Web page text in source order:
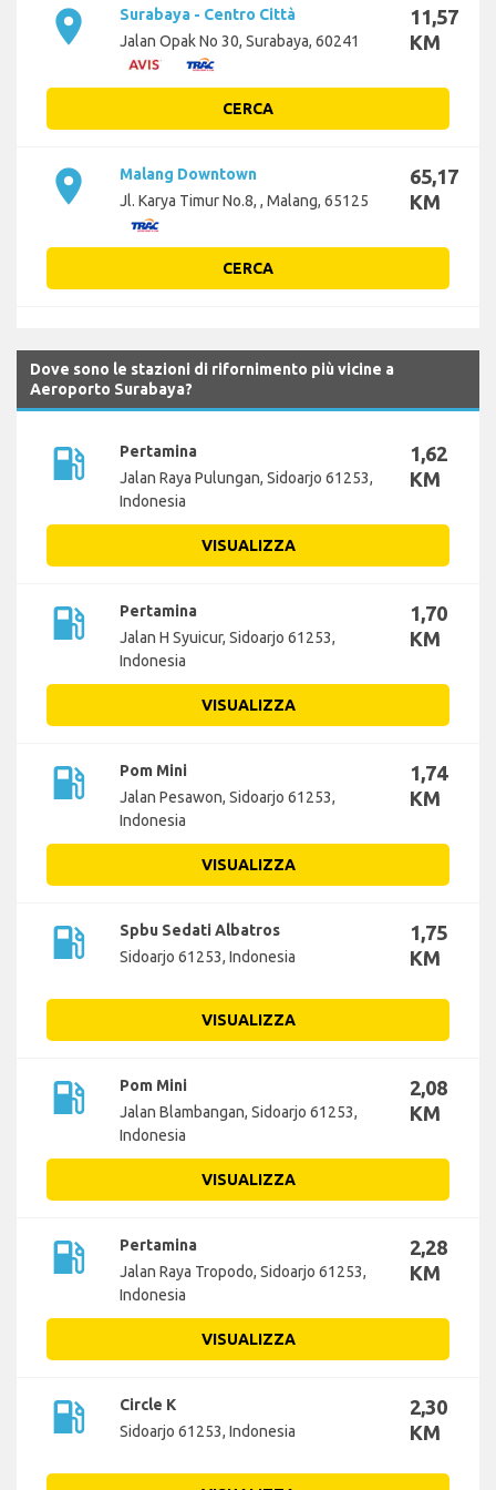
place
Surabaya - Centro Città
Jalan Opak No 30, Surabaya, 60241
11,57
KM
CERCA
place
Malang Downtown
Jl. Karya Timur No.8, , Malang, 65125
65,17
KM
CERCA
Dove sono le stazioni di rifornimento più vicine a
Aeroporto Surabaya?
local_gas_station
Pertamina
Jalan Raya Pulungan, Sidoarjo 61253,
Indonesia
1,62
KM
VISUALIZZA
local_gas_station
Pertamina
Jalan H Syuicur, Sidoarjo 61253,
Indonesia
1,70
KM
VISUALIZZA
local_gas_station
Pom Mini
Jalan Pesawon, Sidoarjo 61253,
Indonesia
1,74
KM
VISUALIZZA
local_gas_station
Spbu Sedati Albatros
Sidoarjo 61253, Indonesia
1,75
KM
VISUALIZZA
local_gas_station
Pom Mini
Jalan Blambangan, Sidoarjo 61253,
Indonesia
2,08
KM
VISUALIZZA
local_gas_station
Pertamina
Jalan Raya Tropodo, Sidoarjo 61253,
Indonesia
2,28
KM
VISUALIZZA
local_gas_station
Circle K
Sidoarjo 61253, Indonesia
2,30
KM